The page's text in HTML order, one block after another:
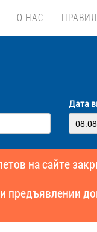
О НАС
Дата
на сайте